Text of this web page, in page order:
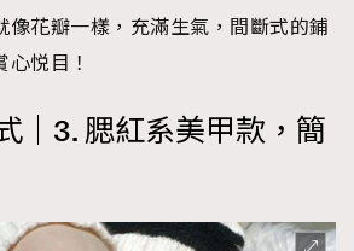
像花瓣一樣，充滿生氣，間斷式的鋪
悦目！
｜3. 腮紅系美甲款，簡